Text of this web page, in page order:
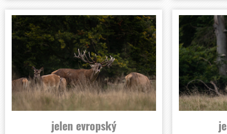
jelen evropský